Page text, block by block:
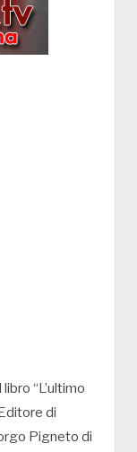
“L’ultimo
di
Pigneto di